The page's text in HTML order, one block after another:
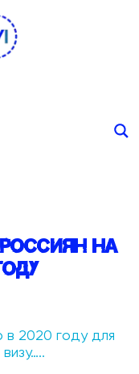
на
в 2020 году для